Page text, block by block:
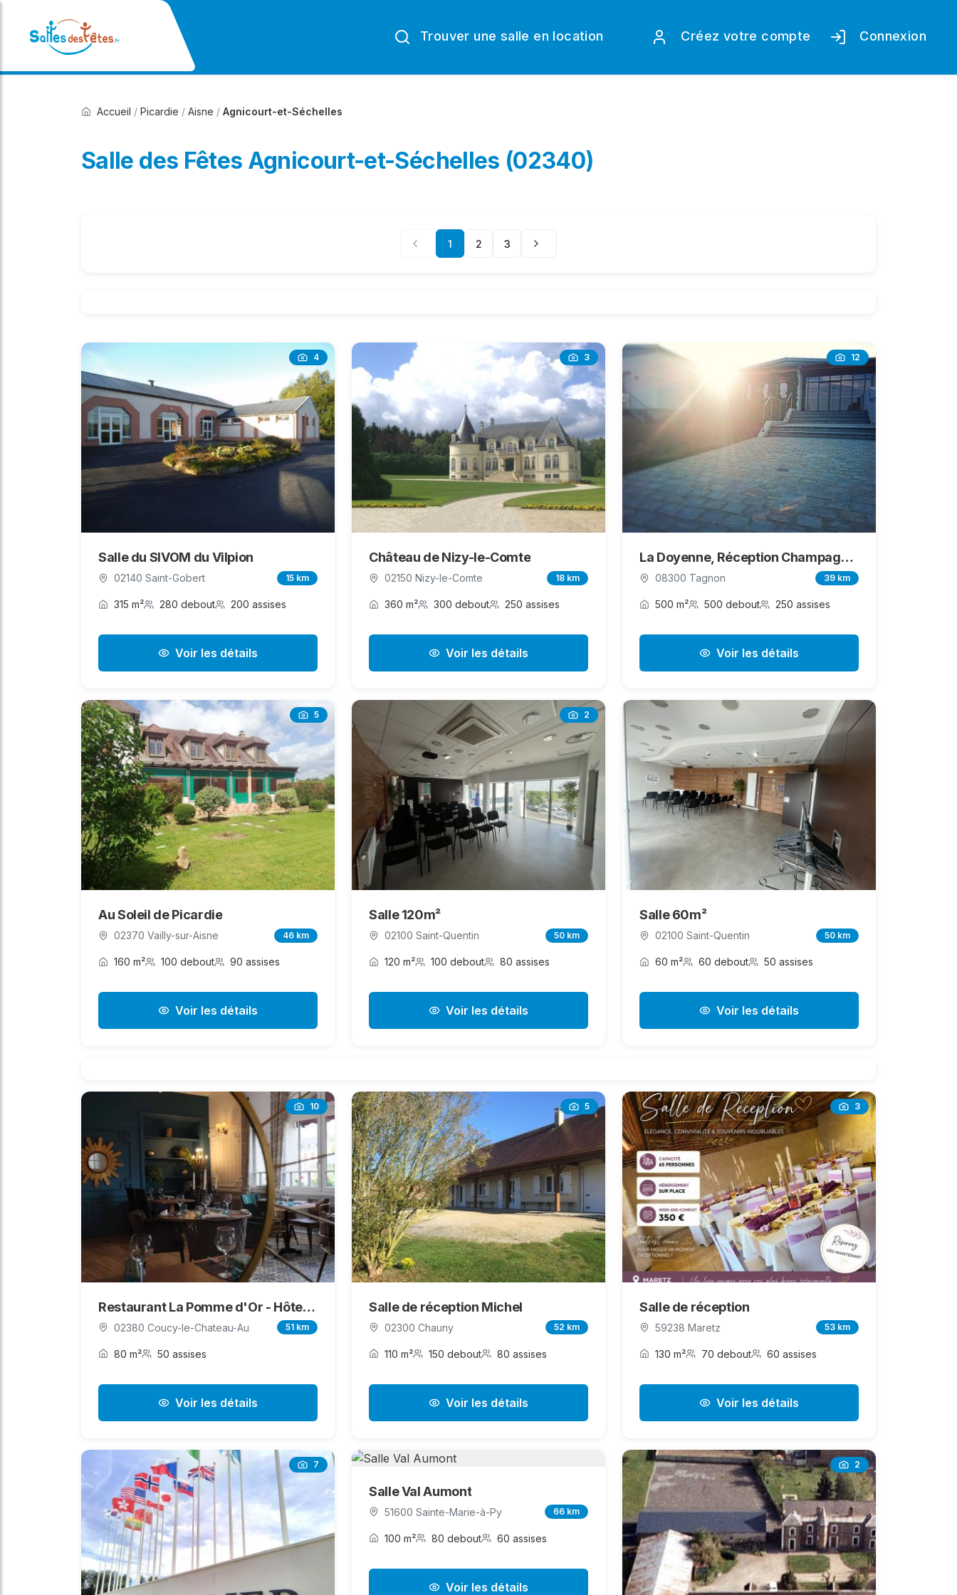
Trouver une salle en location Créez votre compte Connexion
Accueil / Picardie / Aisne / Agnicourt-et-Séchelles
Salle des Fêtes Agnicourt-et-Séchelles (02340)
1 2 3
4
Salle du SIVOM du Vilpion
02140 Saint-Gobert 15 km
315 m² 280 debout 200 assises
Voir les détails
3
Château de Nizy-le-Comte
02150 Nizy-le-Comte 18 km
360 m² 300 debout 250 assises
Voir les détails
12
La Doyenne, Réception Champagne-Ardenne
08300 Tagnon 39 km
500 m² 500 debout 250 assises
Voir les détails
5
Au Soleil de Picardie
02370 Vailly-sur-Aisne 46 km
160 m² 100 debout 90 assises
Voir les détails
2
Salle 120m²
02100 Saint-Quentin 50 km
120 m² 100 debout 80 assises
Voir les détails
Salle 60m²
02100 Saint-Quentin 50 km
60 m² 60 debout 50 assises
Voir les détails
10
Restaurant La Pomme d'Or - Hôtel Bellevue
02380 Coucy-le-Chateau-Au 51 km
80 m² 50 assises
Voir les détails
5
Salle de réception Michel
02300 Chauny 52 km
110 m² 150 debout 80 assises
Voir les détails
3
Salle de réception
59238 Maretz 53 km
130 m² 70 debout 60 assises
Voir les détails
7
Salle Val Aumont
51600 Sainte-Marie-à-Py 66 km
100 m² 80 debout 60 assises
Voir les détails
2